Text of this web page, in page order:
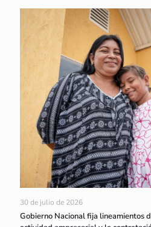
30 de julio de 2026
Gobierno Nacional fija lineamientos